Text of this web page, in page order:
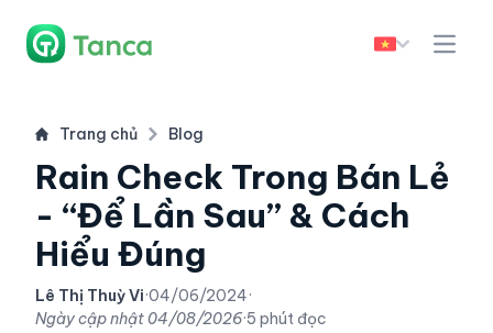
Trang chủ Blog
Rain Check Trong Bán Lẻ
- “Để Lần Sau” & Cách
Hiểu Đúng
Lê Thị Thuỳ Vi·04/06/2024·
Ngày cập nhật04/08/2026·5 phút đọc